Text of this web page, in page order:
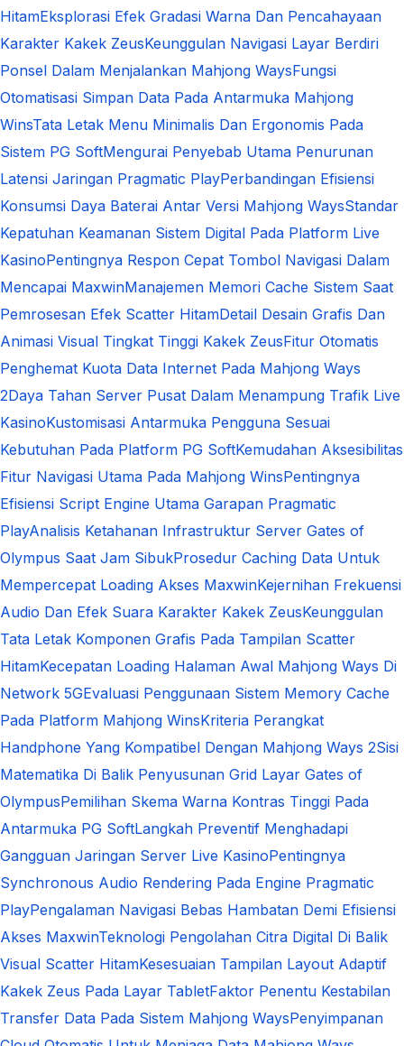
HitamEksplorasi Efek Gradasi Warna Dan Pencahayaan
Karakter Kakek ZeusKeunggulan Navigasi Layar Berdiri
Ponsel Dalam Menjalankan Mahjong WaysFungsi
Otomatisasi Simpan Data Pada Antarmuka Mahjong
WinsTata Letak Menu Minimalis Dan Ergonomis Pada
Sistem PG SoftMengurai Penyebab Utama Penurunan
Latensi Jaringan Pragmatic PlayPerbandingan Efisiensi
Konsumsi Daya Baterai Antar Versi Mahjong WaysStandar
Kepatuhan Keamanan Sistem Digital Pada Platform Live
KasinoPentingnya Respon Cepat Tombol Navigasi Dalam
Mencapai MaxwinManajemen Memori Cache Sistem Saat
Pemrosesan Efek Scatter HitamDetail Desain Grafis Dan
Animasi Visual Tingkat Tinggi Kakek ZeusFitur Otomatis
Penghemat Kuota Data Internet Pada Mahjong Ways
2Daya Tahan Server Pusat Dalam Menampung Trafik Live
KasinoKustomisasi Antarmuka Pengguna Sesuai
Kebutuhan Pada Platform PG SoftKemudahan Aksesibilitas
Fitur Navigasi Utama Pada Mahjong WinsPentingnya
Efisiensi Script Engine Utama Garapan Pragmatic
PlayAnalisis Ketahanan Infrastruktur Server Gates of
Olympus Saat Jam SibukProsedur Caching Data Untuk
Mempercepat Loading Akses MaxwinKejernihan Frekuensi
Audio Dan Efek Suara Karakter Kakek ZeusKeunggulan
Tata Letak Komponen Grafis Pada Tampilan Scatter
HitamKecepatan Loading Halaman Awal Mahjong Ways Di
Network 5GEvaluasi Penggunaan Sistem Memory Cache
Pada Platform Mahjong WinsKriteria Perangkat
Handphone Yang Kompatibel Dengan Mahjong Ways 2Sisi
Matematika Di Balik Penyusunan Grid Layar Gates of
OlympusPemilihan Skema Warna Kontras Tinggi Pada
Antarmuka PG SoftLangkah Preventif Menghadapi
Gangguan Jaringan Server Live KasinoPentingnya
Synchronous Audio Rendering Pada Engine Pragmatic
PlayPengalaman Navigasi Bebas Hambatan Demi Efisiensi
Akses MaxwinTeknologi Pengolahan Citra Digital Di Balik
Visual Scatter HitamKesesuaian Tampilan Layout Adaptif
Kakek Zeus Pada Layar TabletFaktor Penentu Kestabilan
Transfer Data Pada Sistem Mahjong WaysPenyimpanan